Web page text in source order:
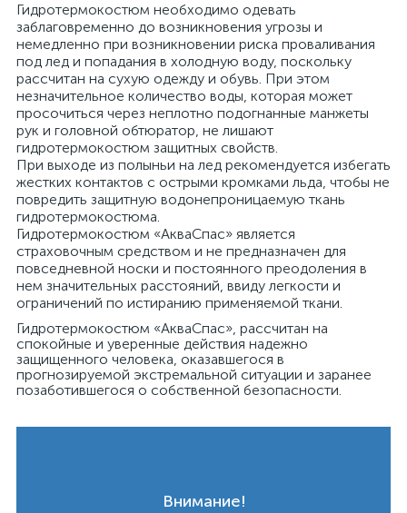
Гидротермокостюм необходимо одевать
заблаговременно до возникновения угрозы и
немедленно при возникновении риска проваливания
под лед и попадания в холодную воду, поскольку
рассчитан на сухую одежду и обувь. При этом
незначительное количество воды, которая может
просочиться через неплотно подогнанные манжеты
рук и головной обтюратор, не лишают
гидротермокостюм защитных свойств.
При выходе из полыньи на лед рекомендуется избегать
жестких контактов с острыми кромками льда, чтобы не
повредить защитную водонепроницаемую ткань
гидротермокостюма.
Гидротермокостюм «АкваСпас» является
страховочным средством и не предназначен для
повседневной носки и постоянного преодоления в
нем значительных расстояний, ввиду легкости и
ограничений по истиранию применяемой ткани.
Гидротермокостюм «АкваСпас», рассчитан на
спокойные и уверенные действия надежно
защищенного человека, оказавшегося в
прогнозируемой экстремальной ситуации и заранее
позаботившегося о собственной безопасности.
Внимание!